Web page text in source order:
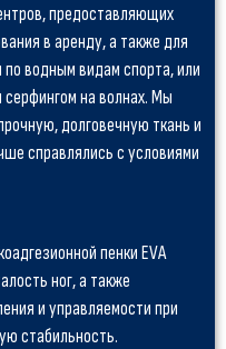
предоставляющих
в аренду, а также для
по водным видам спорта, или
серфингом на волнах. Мы
долговечную ткань и
справлялись с условиями
пенки EVA
ног, а также
и управляемости при
стабильность.